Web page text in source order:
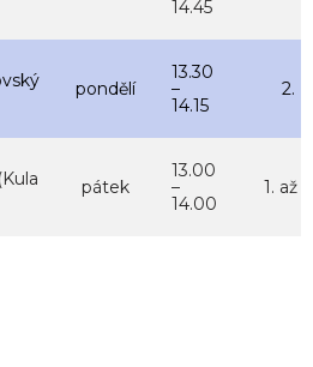
14.45
pondělí
13.30
–
14.15
2.
pátek
13.00
–
14.00
1. až 5.